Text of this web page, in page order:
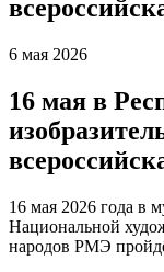
6 мая 2026
16 мая в
16 мая 2026 года в
Национальной
народов РМЭ